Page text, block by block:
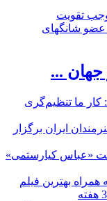
رزمایش سهند ۲۰۲۵، موجب تقویت
عضو شانگهای
جهان ...
کار ما تنظیم‌گری
ایران برگزار
«عباس کیارستمی»
بهترین فیلم
3 هفته